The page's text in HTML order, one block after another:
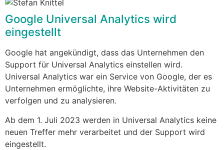
Google Universal Analytics wird
eingestellt
Google hat angekündigt, dass das Unternehmen den
Support für Universal Analytics einstellen wird.
Universal Analytics war ein Service von Google, der es
Unternehmen ermöglichte, ihre Website-Aktivitäten zu
verfolgen und zu analysieren.
Ab dem 1. Juli 2023 werden in Universal Analytics keine
neuen Treffer mehr verarbeitet und der Support wird
eingestellt.